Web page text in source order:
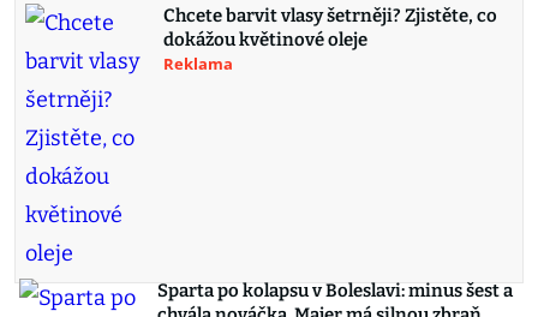
Chcete barvit vlasy šetrněji? Zjistěte, co
dokážou květinové oleje
Reklama
Sparta po kolapsu v Boleslavi: minus šest a